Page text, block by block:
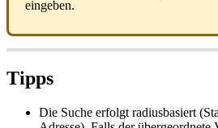
eingeben.
Tipps
Die Suche erfolgt radiusbasiert